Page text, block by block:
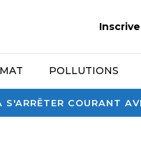
COURANT
POLLUTIONS